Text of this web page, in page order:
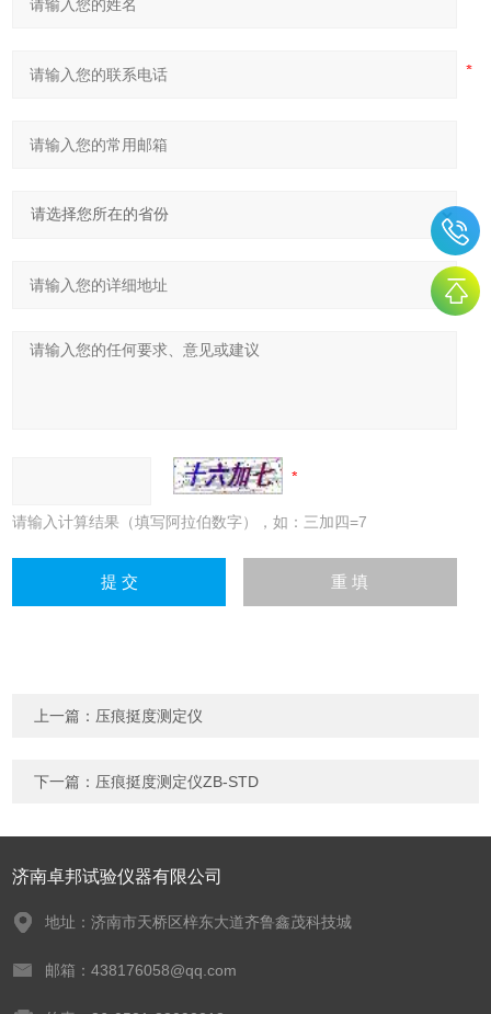
请输入计算结果（填写阿拉伯数字），如：三加四=7
上一篇： 压痕挺度测定仪
下一篇： 压痕挺度测定仪ZB-STD
济南卓邦试验仪器有限公司
地址：济南市天桥区梓东大道齐鲁鑫茂科技城
邮箱：438176058@qq.com